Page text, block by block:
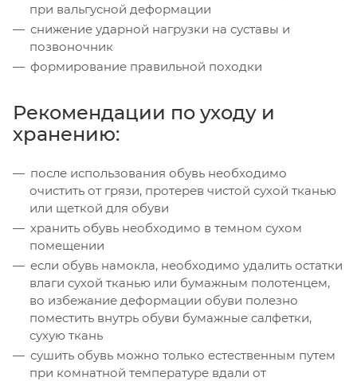
при вальгусной деформации
снижение ударной нагрузки на суставы и
позвоночник
формирование правильной походки
Рекомендации по уходу и
хранению:
после использования обувь необходимо
очистить от грязи, протерев чистой сухой тканью
или щеткой для обуви
хранить обувь необходимо в темном сухом
помещении
если обувь намокла, необходимо удалить остатки
влаги сухой тканью или бумажным полотенцем,
во избежание деформации обуви полезно
поместить внутрь обуви бумажные салфетки,
сухую ткань
сушить обувь можно только естественным путем
при комнатной температуре вдали от